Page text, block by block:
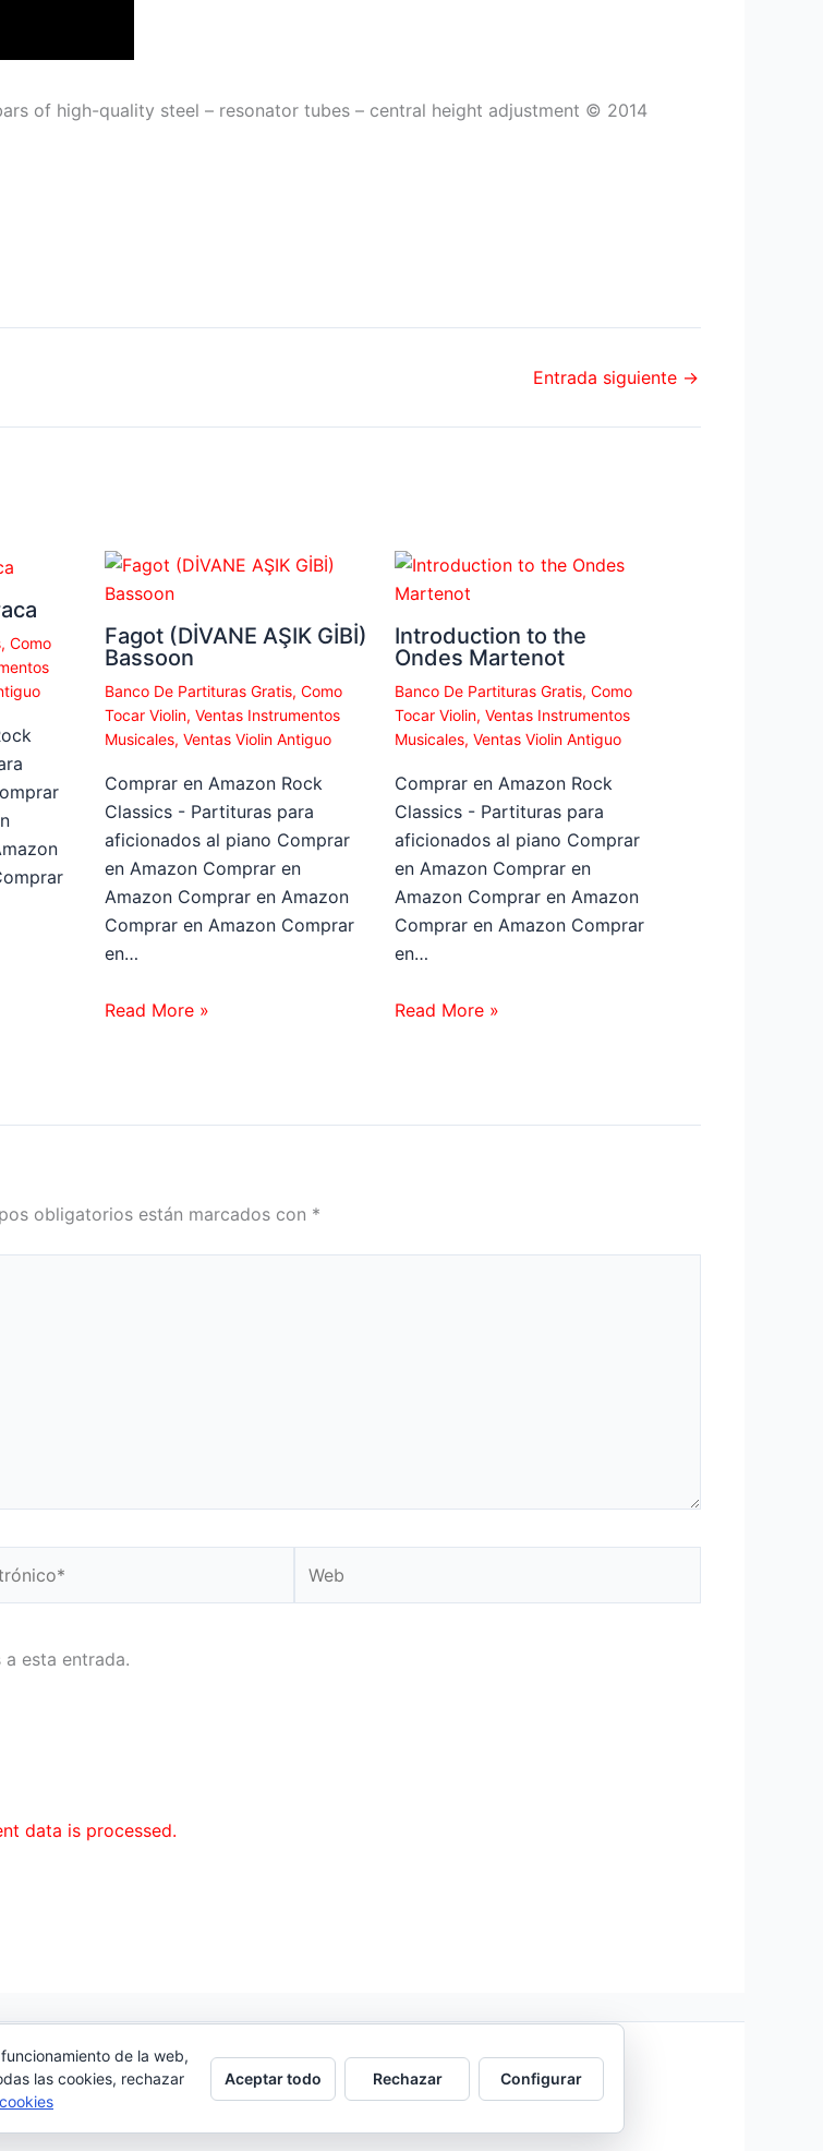
of high-quality steel – resonator tubes – central height adjustment © 2014
Entrada siguiente →
,Como
Fagot (DİVANE AŞIK GİBİ)
Bassoon
Banco De Partituras Gratis, Como
Tocar Violin, Ventas Instrumentos
Musicales, Ventas Violin Antiguo
Comprar en Amazon Rock
Classics - Partituras para
aficionados al piano Comprar
en Amazon Comprar en
Amazon Comprar en Amazon
Comprar en Amazon Comprar
en…
Read More »
Introduction to the
Ondes Martenot
Banco De Partituras Gratis, Como
Tocar Violin, Ventas Instrumentos
Musicales, Ventas Violin Antiguo
Comprar en Amazon Rock
Classics - Partituras para
aficionados al piano Comprar
en Amazon Comprar en
Amazon Comprar en Amazon
Comprar en Amazon Comprar
en…
Read More »
obligatorios están marcados con *
esta entrada.
data is processed.
de la web,
las cookies, rechazar
Aceptar todo Rechazar Configurar